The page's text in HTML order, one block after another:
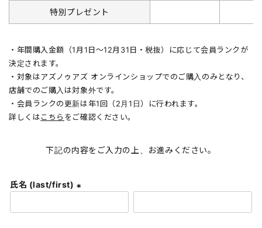
特別プレゼント
・年間購入金額（1月1日〜12月31日・税抜）に応じて会員ランクが
決定されます。
・対象はアズノゥアズ オンラインショップでのご購入のみとなり、
店舗でのご購入は対象外です。
・会員ランクの更新は年1回（2月1日）に行われます。
詳しくはこちら をご確認ください。
下記の内容をご入力の上、お進みください。
氏名 (last/first)
必